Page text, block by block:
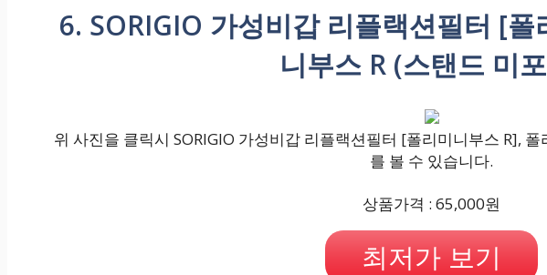
6. SORIGIO 가성비갑 리플랙션필터 [
니부스 R (스탠드 미
위 사진을 클릭시 SORIGIO 가성비갑 리플랙션필터 [폴리미니부스 R],
를 볼 수 있습니다.
상품가격 : 65,000원
최저가 보기